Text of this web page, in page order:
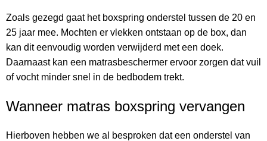
Zoals gezegd gaat het boxspring onderstel tussen de 20 en
25 jaar mee. Mochten er vlekken ontstaan op de box, dan
kan dit eenvoudig worden verwijderd met een doek.
Daarnaast kan een matrasbeschermer ervoor zorgen dat vuil
of vocht minder snel in de bedbodem trekt.
Wanneer matras boxspring vervangen
Hierboven hebben we al besproken dat een onderstel van